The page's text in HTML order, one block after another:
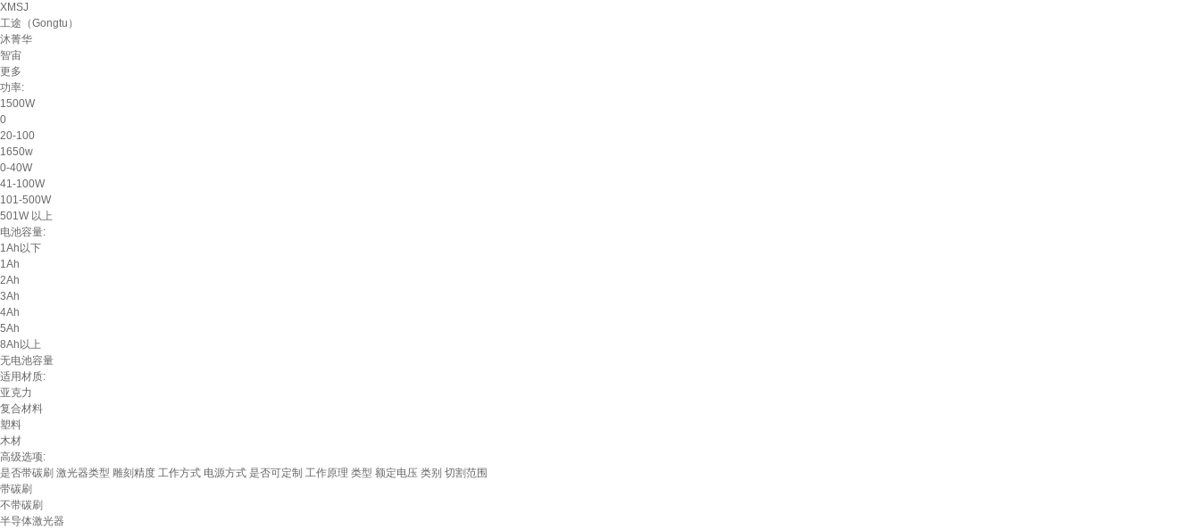
XMSJ
工途（Gongtu）
沐菁华
智宙
更多
功率:
1500W
0
20-100
1650w
0-40W
41-100W
101-500W
501W 以上
电池容量:
1Ah以下
1Ah
2Ah
3Ah
4Ah
5Ah
8Ah以上
无电池容量
适用材质:
亚克力
复合材料
塑料
木材
高级选项:
是否带碳刷 激光器类型 雕刻精度 工作方式 电源方式 是否可定制 工作原理 类型 额定电压 类别 切割范围
带碳刷
不带碳刷
半导体激光器